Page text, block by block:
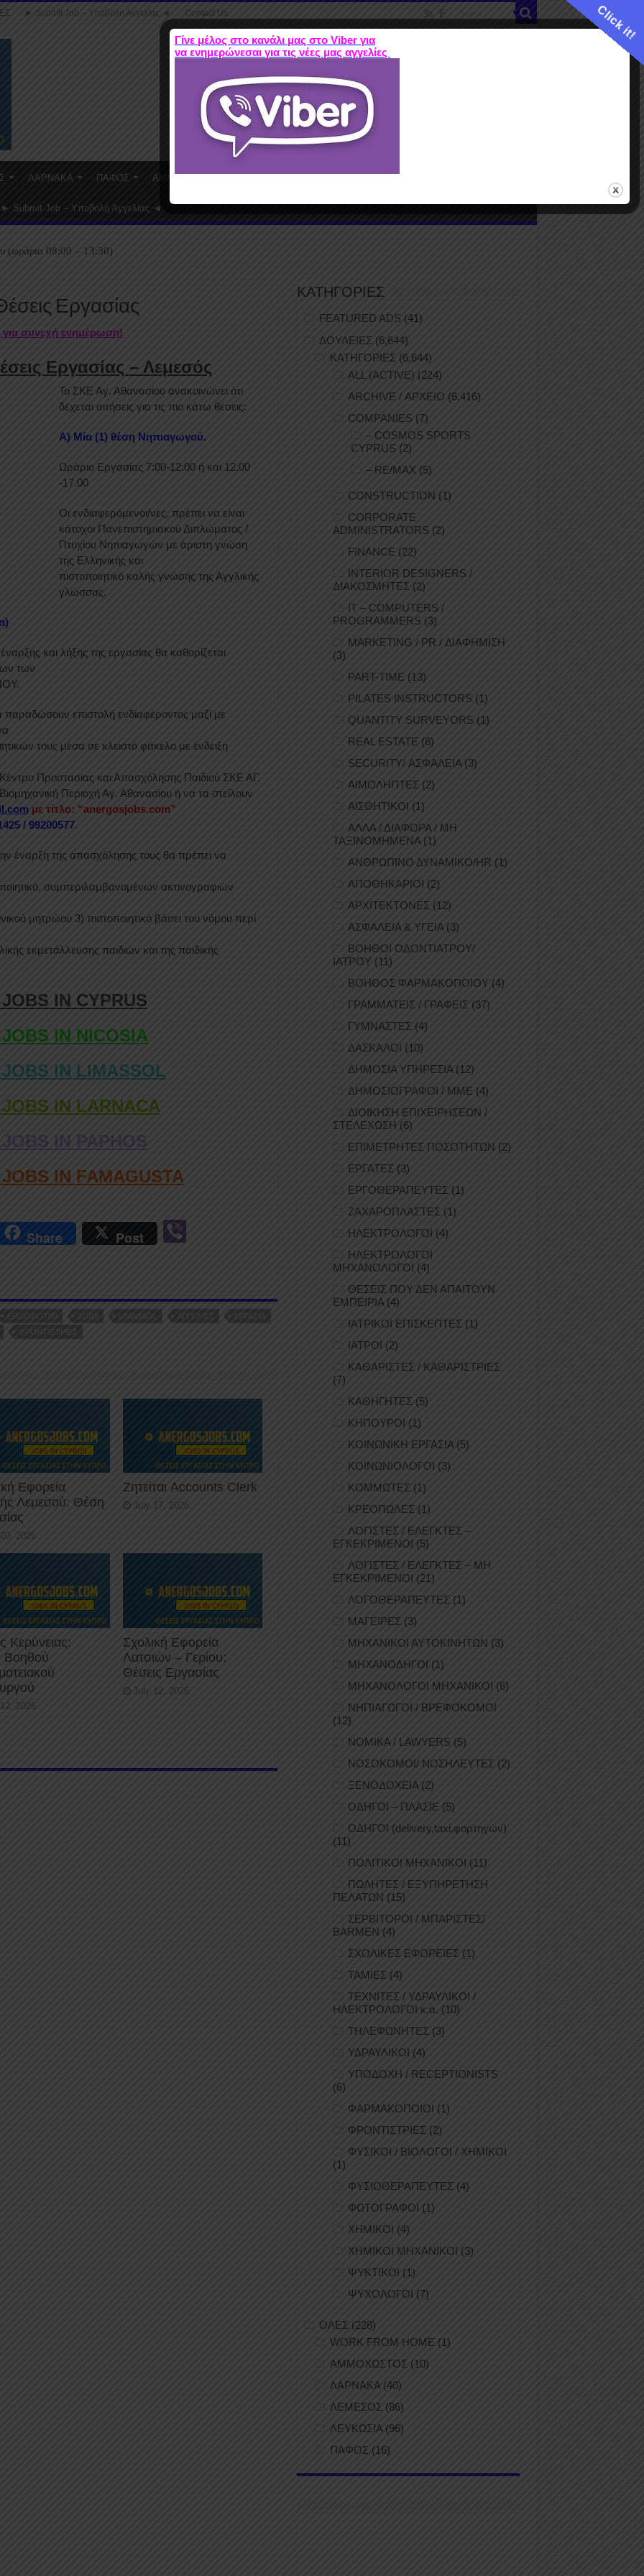
► Submit Job – Υποβολή Αγγελίας ◄ Contact Us
ΛΑΡΝΑΚΑ ΠΑΦΟΣ ΑΜΜΟΧΩΣΤΟΣ
► Submit Job – Υποβολή Αγγελίας ◄
(ωράριο 08:00 – 13:30)
Εργασίας
για συνεχή ενημέρωση!
Εργασίας – Λεμεσός
Το ΣΚΕ Αγ. Αθανασίου ανακοινώνει ότι
δέχεται αιτήσεις για τις πιο κάτω θέσεις:
Α) Μία (1) θέση Νηπιαγωγού.
Ωράριο Εργασίας 7:00-12:00 ή και 12.00
-17.00
Οι ενδιαφερόμενοι/νες, πρέπει να είναι
κάτοχοι Πανεπιστημιακού Διπλώματος /
Πτυχίου Νηπιαγωγών με άριστη γνώση
της Ελληνικής και
πιστοποιητικό καλής γνώσης της Αγγλικής
γλώσσας.
και λήξης της εργασίας θα καθορίζεται
των
παραδώσουν επιστολή ενδιαφέροντος μαζί με
τους μέσα σε κλειστό φάκελο με ένδειξη
Προστασίας και Απασχόλησης Παιδιού ΣΚΕ ΑΓ.
Περιοχή Αγ. Αθανασίου ή να τα στείλουν
με τίτλο: “anergosjobs.com”
/ 99200577.
έναρξη της απασχόλησης τους θα πρέπει να
συμπεριλαμβανομένων ακτινογραφιών
μητρώου 3) πιστοποιητικό βάσει του νόμου περί
εκμετάλλευσης παιδιών και της παιδικής
IN CYPRUS
IN NICOSIA
IN LIMASSOL
IN LARNACA
IN PAPHOS
IN FAMAGUSTA
Share Post
ERGODOTISI JOBS LIMASSOL ΑΓΓΕΛΊΕΣ
ΕΡΓΑΣΊΑ
ΦΡΟΝΤΊΣΤΡΙΕΣ
Εφορεία
Λεμεσού: Θέση
2026
Ζητείται Accounts Clerk
July 17, 2026
Κερύνειας:
Βοηθού
2026
Σχολική Εφορεία
Λατσιών – Γερίου:
Θέσεις Εργασίας
July 12, 2026
ΚΑΤΗΓΟΡΙΕΣ
FEATURED ADS (41)
ΔΟΥΛΕΙΕΣ (6,644)
ΚΑΤΗΓΟΡΙΕΣ (6,644)
ALL (ACTIVE) (224)
ARCHIVE / ΑΡΧΕΙΟ (6,416)
COMPANIES (7)
– COSMOS SPORTS
CYPRUS (2)
– RE/MAX (5)
CONSTRUCTION (1)
CORPORATE
ADMINISTRATORS (2)
FINANCE (22)
INTERIOR DESIGNERS /
ΔΙΑΚΟΣΜΗΤΕΣ (2)
IT – COMPUTERS /
PROGRAMMERS (3)
MARKETING / PR / ΔΙΑΦΗΜΙΣΗ
(3)
PART-TIME (13)
PILATES INSTRUCTORS (1)
QUANTITY SURVEYORS (1)
REAL ESTATE (6)
SECURITY/ ΑΣΦΑΛΕΙΑ(3)
ΑΙΜΟΛΗΠΤΕΣ (2)
ΑΙΣΘΗΤΙΚΟΙ (1)
ΑΛΛΑ / ΔΙΑΦΟΡΑ / ΜΗ
ΤΑΞΙΝΟΜΗΜΕΝΑ(1)
ΑΝΘΡΩΠΙΝΟ ΔΥΝΑΜΙΚΟ/HR (1)
ΑΠΟΘΗΚΑΡΙΟΙ (2)
ΑΡΧΙΤΕΚΤΟΝΕΣ (12)
ΑΣΦΑΛΕΙΑ & ΥΓΕΙΑ (3)
ΒΟΗΘΟΙ ΟΔΟΝΤΙΑΤΡΟΥ/
ΙΑΤΡΟΥ(11)
ΒΟΗΘΟΣ ΦΑΡΜΑΚΟΠΟΙΟΥ (4)
ΓΡΑΜΜΑΤΕΙΣ / ΓΡΑΦΕΙΣ (37)
ΓΥΜΝΑΣΤΕΣ (4)
ΔΑΣΚΑΛΟΙ (10)
ΔΗΜΟΣΙΑ ΥΠΗΡΕΣΙΑ (12)
ΔΗΜΟΣΙΟΓΡΑΦΟΙ / ΜΜΕ (4)
ΔΙΟΙΚΗΣΗ ΕΠΙΧΕΙΡΗΣΕΩΝ /
ΣΤΕΛΕΧΩΣΗ (6)
ΕΠΙΜΕΤΡΗΤΕΣ ΠΟΣΟΤΗΤΩΝ (2)
ΕΡΓΑΤΕΣ (3)
ΕΡΓΟΘΕΡΑΠΕΥΤΕΣ (1)
ΖΑΧΑΡΟΠΛΑΣΤΕΣ (1)
ΗΛΕΚΤΡΟΛΟΓΟΙ (4)
ΗΛΕΚΤΡΟΛΟΓΟΙ
ΜΗΧΑΝΟΛΟΓΟΙ (4)
ΘΕΣΕΙΣ ΠΟΥ ΔΕΝ ΑΠΑΙΤΟΥΝ
ΕΜΠΕΙΡΙΑ(4)
ΙΑΤΡΙΚΟΙ ΕΠΙΣΚΕΠΤΕΣ (1)
ΙΑΤΡΟΙ (2)
ΚΑΘΑΡΙΣΤΕΣ / ΚΑΘΑΡΙΣΤΡΙΕΣ
(7)
ΚΑΘΗΓΗΤΕΣ (5)
ΚΗΠΟΥΡΟΙ (1)
ΚΟΙΝΩΝΙΚΗ ΕΡΓΑΣΙΑ(5)
ΚΟΙΝΩΝΙΟΛΟΓΟΙ (3)
ΚΟΜΜΩΤΕΣ (1)
ΚΡΕΟΠΩΛΕΣ (1)
ΛΟΓΙΣΤΕΣ / ΕΛΕΓΚΤΕΣ –
ΕΓΚΕΚΡΙΜΕΝΟΙ (5)
ΛΟΓΙΣΤΕΣ / ΕΛΕΓΚΤΕΣ – ΜΗ
ΕΓΚΕΚΡΙΜΕΝΟΙ (21)
ΛΟΓΟΘΕΡΑΠΕΥΤΕΣ (1)
ΜΑΓΕΙΡΕΣ (3)
ΜΗΧΑΝΙΚΟΙ ΑΥΤΟΚΙΝΗΤΩΝ (3)
ΜΗΧΑΝΟΔΗΓΟΙ (1)
ΜΗΧΑΝΟΛΟΓΟΙ ΜΗΧΑΝΙΚΟΙ (6)
ΝΗΠΙΑΓΩΓΟΙ / ΒΡΕΦΟΚΟΜΟΙ
(12)
ΝΟΜΙΚΑ / LAWYERS (5)
ΝΟΣΟΚΟΜΟΙ/ ΝΟΣΗΛΕΥΤΕΣ (2)
ΞΕΝΟΔΟΧΕΙΑ(2)
ΟΔΗΓΟΙ – ΠΛΑΣΙΕ (5)
ΟΔΗΓΟΙ (delivery,taxi,φορτηγών)
(11)
ΠΟΛΙΤΙΚΟΙ ΜΗΧΑΝΙΚΟΙ (11)
ΠΩΛΗΤΕΣ / ΕΞΥΠΗΡΕΤΗΣΗ
ΠΕΛΑΤΩΝ (15)
ΣΕΡΒΙΤΟΡΟΙ / ΜΠΑΡΙΣΤΕΣ/
BARMEN (4)
ΣΧΟΛΙΚΕΣ ΕΦΟΡΕΙΕΣ (1)
ΤΑΜΙΕΣ (4)
ΤΕΧΝΙΤΕΣ / ΥΔΡΑΥΛΙΚΟΙ /
ΗΛΕΚΤΡΟΛΟΓΟΙ κ.ά. (10)
ΤΗΛΕΦΩΝΗΤΕΣ (3)
ΥΔΡΑΥΛΙΚΟΙ (4)
ΥΠΟΔΟΧΗ / RECEPTIONISTS
(6)
ΦΑΡΜΑΚΟΠΟΙΟΙ (1)
ΦΡΟΝΤΙΣΤΡΙΕΣ (2)
ΦΥΣΙΚΟΙ / ΒΙΟΛΟΓΟΙ / ΧΗΜΙΚΟΙ
(1)
ΦΥΣΙΟΘΕΡΑΠΕΥΤΕΣ (4)
ΦΩΤΟΓΡΑΦΟΙ (1)
ΧΗΜΙΚΟΙ (4)
ΧΗΜΙΚΟΙ ΜΗΧΑΝΙΚΟΙ (3)
ΨΥΚΤΙΚΟΙ (1)
ΨΥΧΟΛΟΓΟΙ (7)
ΟΛΕΣ (228)
WORK FROM HOME (1)
ΑΜΜΟΧΩΣΤΟΣ (10)
ΛΑΡΝΑΚΑ (40)
ΛΕΜΕΣΟΣ (86)
ΛΕΥΚΩΣΙΑ(96)
ΠΑΦΟΣ (16)
Click it!
Γίνε μέλος στο κανάλι μας στο Viber για
να ενημερώνεσαι για τις νέες μας αγγελίες